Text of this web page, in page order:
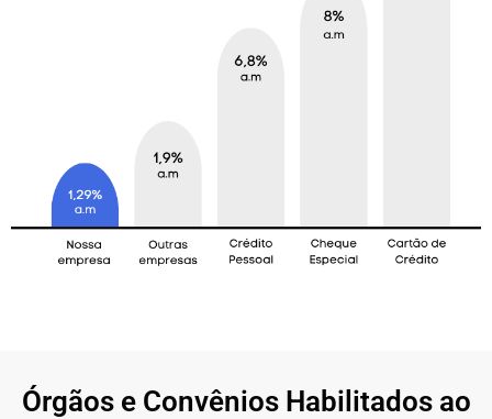
Órgãos e Convênios Habilitados ao